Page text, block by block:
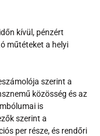
műtéteket a helyi
szerint a
közösség és az
is
szerint a
per része, és rendőri